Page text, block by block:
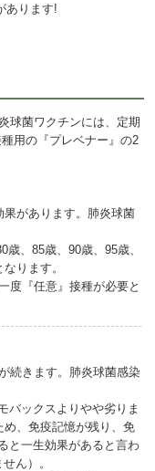
あります!
球菌ワクチンには、定期
用の『プレベナー』の2
果があります。肺炎球菌
、85歳、90歳、95歳、
ります。
度『任意』接種が必要と
続きます。肺炎球菌感染
バックスよりやや劣りま
、免疫記憶が残り、免
と一生効果があると言わ
ん）。